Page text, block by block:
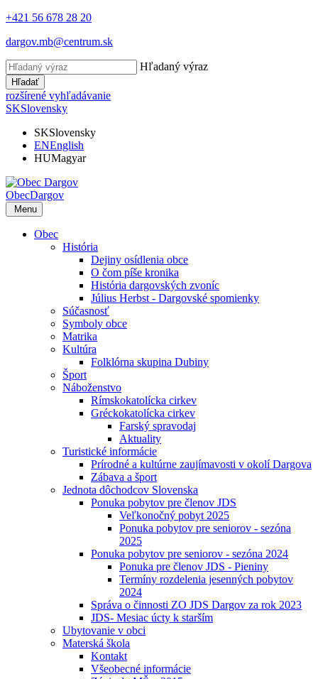
+421 56 678 28 20
dargov.mb@centrum.sk
Hľadaný výraz
Hľadať
rozšírené vyhľadávanie
SKSlovensky
SKSlovensky
ENEnglish
HUMagyar
ObecDargov
Menu
Obec
História
Dejiny osídlenia obce
O čom píše kronika
História dargovských zvoníc
Július Herbst - Dargovské spomienky
Súčasnosť
Symboly obce
Matrika
Kultúra
Folklórna skupina Dubiny
Šport
Náboženstvo
Rímskokatolícka cirkev
Gréckokatolícka cirkev
Farský spravodaj
Aktuality
Turistické informácie
Prírodné a kultúrne zaujímavosti v okolí Dargova
Zábava a šport
Jednota dôchodcov Slovenska
Ponuka pobytov pre členov JDS
Veľkonočný pobyt 2025
Ponuka pobytov pre seniorov - sezóna
2025
Ponuka pobytov pre seniorov - sezóna 2024
Ponuka pre členov JDS - Pieniny
Termíny rozdelenia jesenných pobytov
2024
Správa o činnosti ZO JDS Dargov za rok 2023
JDS- Mesiac úcty k starším
Ubytovanie v obci
Materská škola
Kontakt
Všeobecné informácie